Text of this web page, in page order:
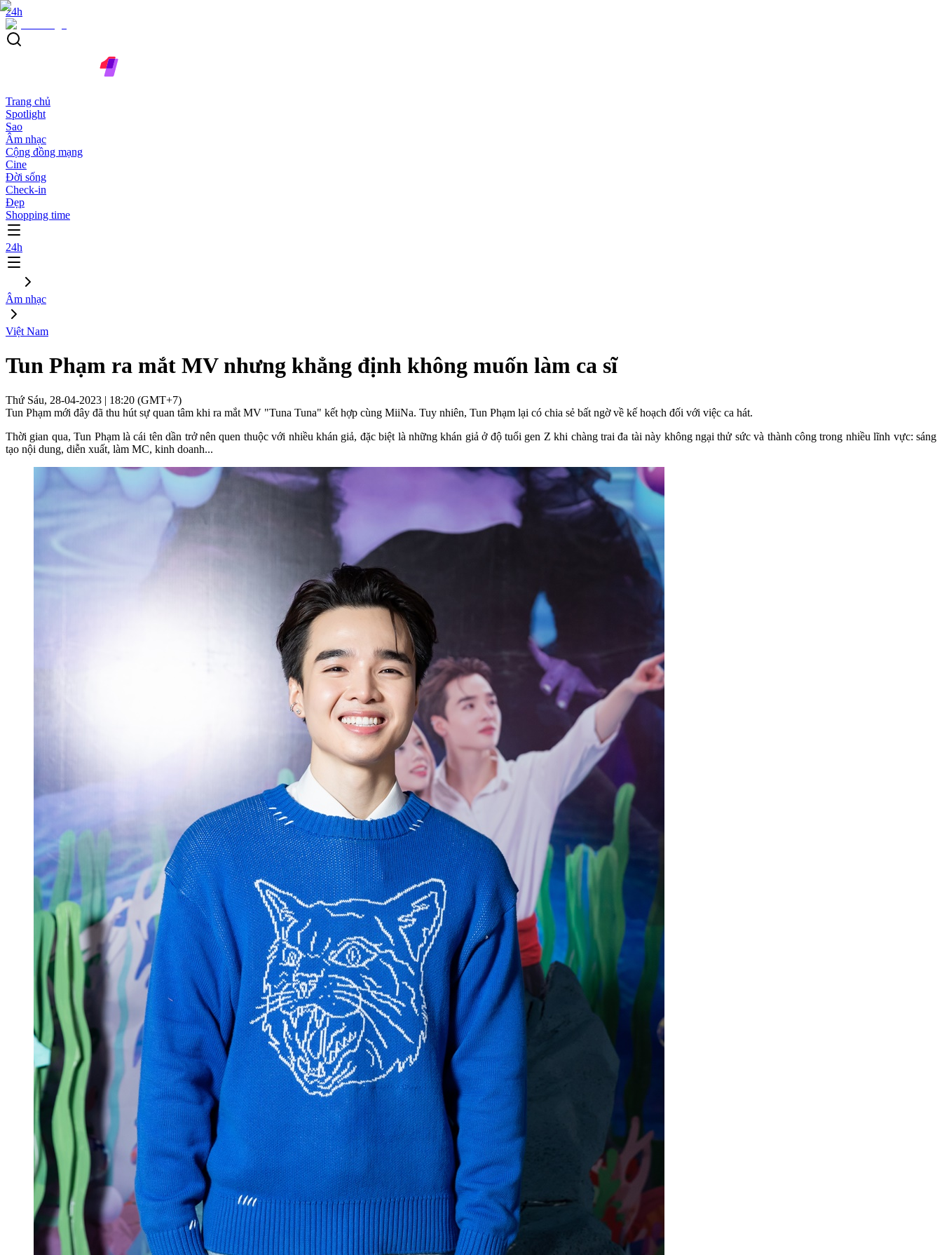
24h
Trang chủ
Spotlight
Sao
Âm nhạc
Cộng đồng mạng
Cine
Đời sống
Check-in
Đẹp
Shopping time
24h
Âm nhạc
Việt Nam
Tun Phạm ra mắt MV nhưng khẳng định không muốn làm ca sĩ
Thứ Sáu, 28-04-2023 | 18:20 (GMT+7)
Tun Phạm mới đây đã thu hút sự quan tâm khi ra mắt MV "Tuna Tuna" kết hợp cùng MiiNa. Tuy nhiên, Tun Phạm lại có chia sẻ bất ngờ về kế hoạch đối với việc ca hát.
Thời gian qua, Tun Phạm là cái tên dần trở nên quen thuộc với nhiều khán giả, đặc biệt là những khán giả ở độ tuổi gen Z khi chàng trai đa tài này không ngại thử sức và thành công trong nhiều lĩnh vực: sáng
tạo nội dung, diễn xuất, làm MC, kinh doanh...